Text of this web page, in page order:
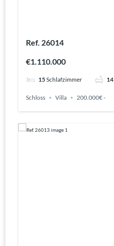
Ref. 26014
€1.110.000
15Schlafzimmer 14
Schloss Villa 200.000€ -